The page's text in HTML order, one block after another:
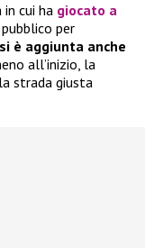
cui ha giocato a
per
si è aggiunta anche
all’inizio, la
strada giusta